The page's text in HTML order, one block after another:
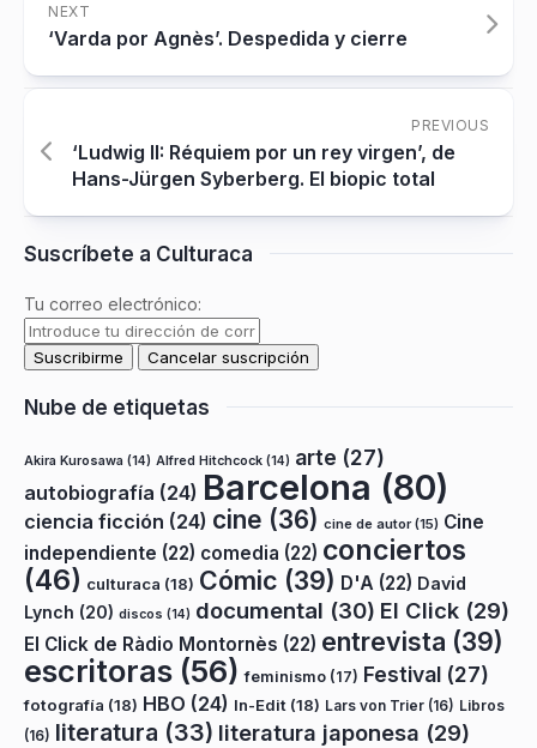
NEXT
‘Varda por Agnès’. Despedida y cierre
PREVIOUS
‘Ludwig II: Réquiem por un rey virgen’, de
Hans-Jürgen Syberberg. El biopic total
Suscríbete a Culturaca
Tu correo electrónico:
Nube de etiquetas
Akira Kurosawa (14) Alfred Hitchcock (14) arte (27)
autobiografía (24) Barcelona (80)
ciencia ficción (24) cine (36) cine de autor(15) Cine
independiente (22) comedia (22) conciertos
(46) culturaca (18) Cómic (39) D'A (22) David
Lynch (20) discos (14) documental (30) El Click (29)
El Click de Ràdio Montornès (22) entrevista (39)
escritoras (56) feminismo (17) Festival (27)
fotografía (18) HBO (24) In-Edit (18) Lars von Trier (16) Libros
(16) literatura (33) literatura japonesa (29)